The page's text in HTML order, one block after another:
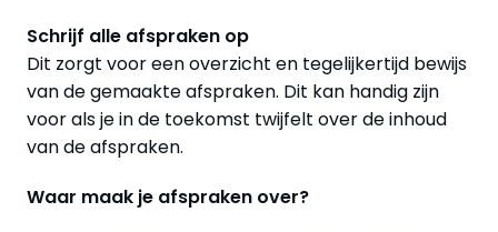
Schrijf alle afspraken op
Dit zorgt voor een overzicht en tegelijkertijd bewijs
van de gemaakte afspraken. Dit kan handig zijn
voor als je in de toekomst twijfelt over de inhoud
van de afspraken.
Waar maak je afspraken over?